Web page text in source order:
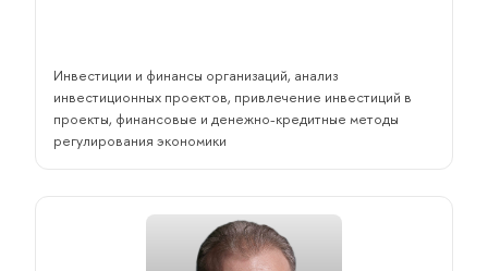
Инвестиции и финансы организаций, анализ
инвестиционных проектов, привлечение инвестиций в
проекты, финансовые и денежно-кредитные методы
регулирования экономики